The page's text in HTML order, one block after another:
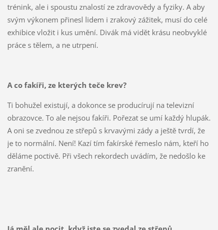
trénink, ale i spoustu znalostí ze zdravovědy a fyziky. A aby
svým výkonem přinesl lidem i zrakový zážitek, musí do celé
exhibice vložit i kus umění. Divák má vidět krásu neobvyklé
práce s tělem, a ne utrpení.
A co fakíři, ze kterých teče krev?
Ti bohužel existují, a dokonce se producírují na televizní
obrazovce. To ale nejsou fakíři. Pořezat se umí každý hlupák.
A oni se zvednou ze střepů s krvavými zády a ještě tvrdí, že
je to normální. Není! Kazí tím fakírské řemeslo nám, kteří ho
děláme poctivě. Při všech rekordech uvádím, že nedošlo ke
zranění.